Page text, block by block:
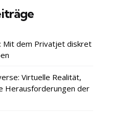
Mit dem Privatjet diskret
Virtuelle Realität,
Herausforderungen der